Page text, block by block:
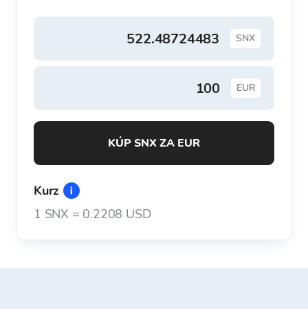
SNX
EUR
KÚP SNX ZA EUR
Kurz
1 SNX = 0.2208 USD